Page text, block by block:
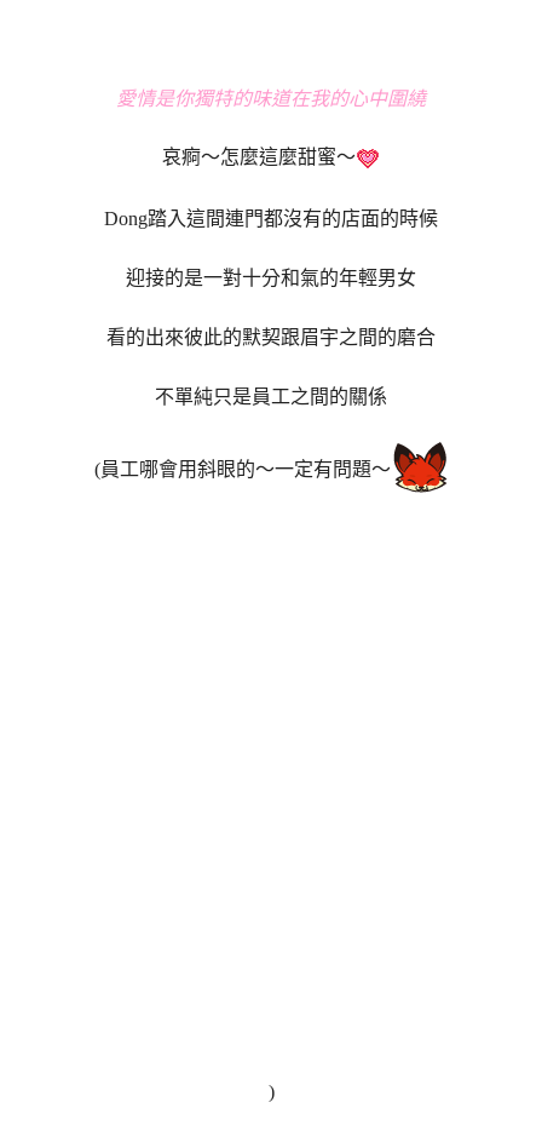
愛情是你獨特的味道在我的心中圍繞
哀痾～怎麼這麼甜蜜～
Dong踏入這間連門都沒有的店面的時候
迎接的是一對十分和氣的年輕男女
看的出來彼此的默契跟眉宇之間的磨合
不單純只是員工之間的關係
(員工哪會用斜眼的～一定有問題～
)